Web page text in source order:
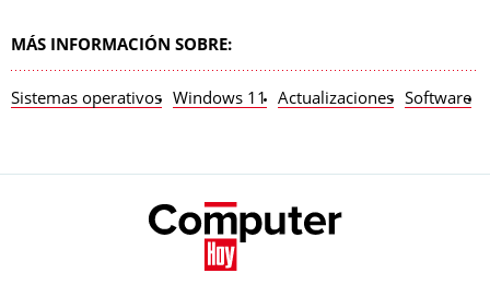
MÁS INFORMACIÓN SOBRE:
Sistemas operativos Windows 11 Actualizaciones Software